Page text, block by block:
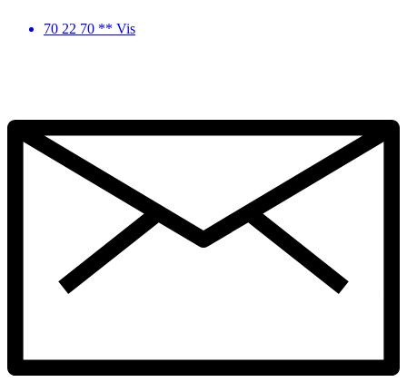
70 22 70 ** Vis